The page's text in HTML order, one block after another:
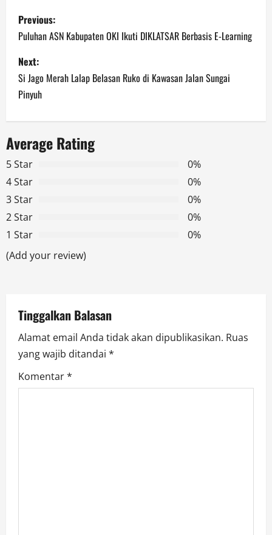
P
o
s
t
n
a
v
i
g
a
o
n
Previous:
Puluhan ASN Kabupaten OKI Ikuti DIKLATSAR Berbasis E-Learning
Next:
Si Jago Merah Lalap Belasan Ruko di Kawasan Jalan Sungai
Pinyuh
Average Rating
5 Star
0%
4 Star
0%
3 Star
0%
2 Star
0%
1 Star
0%
(Add your review)
Tinggalkan Balasan
Alamat email Anda tidak akan dipublikasikan. Ruas
yang wajib ditandai *
Komentar*